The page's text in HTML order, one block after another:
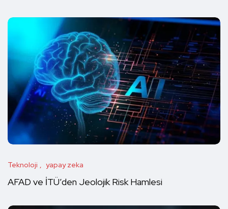
Teknoloji yapay zeka
AFAD ve İTÜ’den Jeolojik Risk Hamlesi